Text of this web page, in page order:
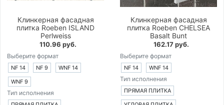
Клинкерная фасадная
плитка Roeben ISLAND
Perlweiss
110.96 руб.
Выберите формат
NF 14 NF 9
WNF 14
WNF 9
Тип исполнения
Клинкерная фасадная
плитка Roeben CHELSEA
Basalt Bunt
162.17 руб.
Выберите формат
NF 14 WNF 14
Тип исполнения
ПРЯМАЯ ПЛИТКА